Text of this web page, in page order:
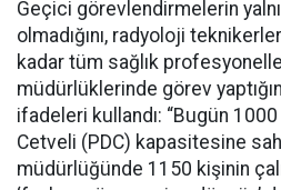
Geçici görevlendirmelerin
olmadığını, radyoloji
kadar tüm sağlık
müdürlüklerinde görev
ifadeleri kullandı: “Bugün 1000
Cetveli (PDC) kapasitesine
müdürlüğünde 1150 kişinin